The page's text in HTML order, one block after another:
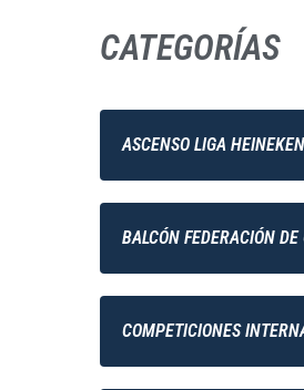
CATEGORÍAS
ASCENSO LIGA HEINEKEN
BALCÓN FEDERACIÓN DE
COMPETICIONES